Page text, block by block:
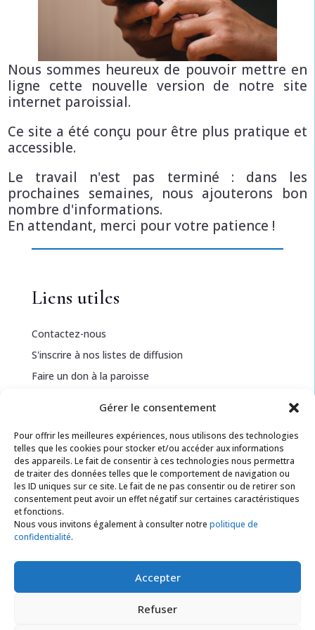
Gérer le consentement
Pour offrir les meilleures expériences, nous utilisons des technologies
telles que les cookies pour stocker et/ou accéder aux informations
des appareils. Le fait de consentir à ces technologies nous permettra
de traiter des données telles que le comportement de navigation ou
les ID uniques sur ce site. Le fait de ne pas consentir ou de retirer son
consentement peut avoir un effet négatif sur certaines caractéristiques
et fonctions.
Nous vous invitons également à consulter notre politique de
confidentialité.
Accepter
Refuser
Nous sommes heureux de pouvoir mettre en
ligne cette nouvelle version de notre site
internet paroissial.
Ce site a été conçu pour être plus pratique et
accessible.
Le travail n'est pas terminé : dans les
prochaines semaines, nous ajouterons bon
nombre d'informations.
En attendant, merci pour votre patience !
Liens utiles
Contactez-nous
S'inscrire à nos listes de diffusion
Faire un don à la paroisse
Politique de confidentialité
Politique de cookies
Conditions générales
Ressources
Documents téléchargeables
Feuillets de chants pour la messe
En savoir plus sur Enoria